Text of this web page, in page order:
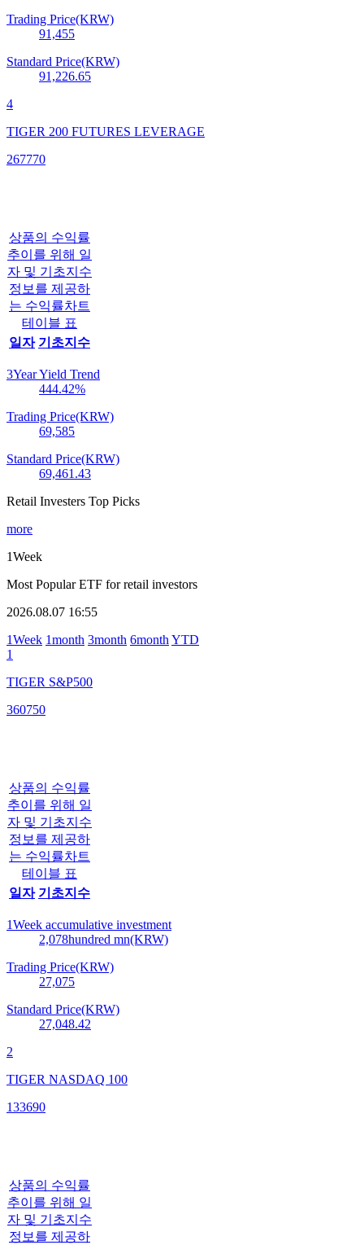
Trading Price(KRW)
91,455
Standard Price(KRW)
91,226.65
4
TIGER 200 FUTURES LEVERAGE
267770
상품의 수익률
추이를 위해 일
자 및 기초지수
정보를 제공하
는 수익률차트
테이블 표
일자 기초지수
3Year Yield Trend
444.42%
Trading Price(KRW)
69,585
Standard Price(KRW)
69,461.43
Retail Investers Top Picks
more
1Week
Most Popular ETF for retail investors
2026.08.07 16:55
1Week 1month 3month 6month YTD
1
TIGER S&P500
360750
상품의 수익률
추이를 위해 일
자 및 기초지수
정보를 제공하
는 수익률차트
테이블 표
일자 기초지수
1Week accumulative investment
2,078hundred mn(KRW)
Trading Price(KRW)
27,075
Standard Price(KRW)
27,048.42
2
TIGER NASDAQ 100
133690
상품의 수익률
추이를 위해 일
자 및 기초지수
정보를 제공하